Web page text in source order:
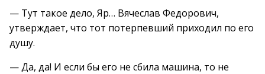
— Тут такое дело, Яр… Вячеслав Федорович,
утверждает, что тот потерпевший приходил по его
душу.
— Да, да! И если бы его не сбила машина, то не